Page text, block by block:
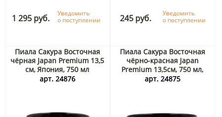
1 295 руб.
Уведомить
о поступлении
245 руб.
Уведомить
о поступлении
Пиала Сакура Восточная
чёрная Japan Premium 13,5
см, Япония, 750 мл
арт. 24876
Пиала Сакура Восточная
чёрно-красная Japan
Premium 13,5см, 750 мл,
Япония
арт. 24875